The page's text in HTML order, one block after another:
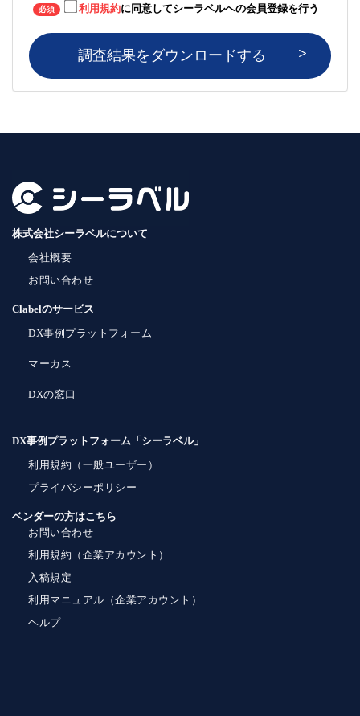
必須 利用規約に同意してシーラベルへの会員登録を行う
調査結果をダウンロードする
株式会社シーラベルについて
会社概要
お問い合わせ
Clabelのサービス
DX事例プラットフォーム
マーカス
DXの窓口
DX事例プラットフォーム「シーラベル」
利用規約（一般ユーザー）
プライバシーポリシー
ベンダーの方はこちら
お問い合わせ
利用規約（企業アカウント）
入稿規定
利用マニュアル（企業アカウント）
ヘルプ